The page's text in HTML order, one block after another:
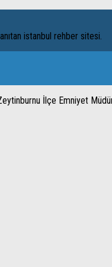
istanbul rehber sitesi.
İlçe Emniyet